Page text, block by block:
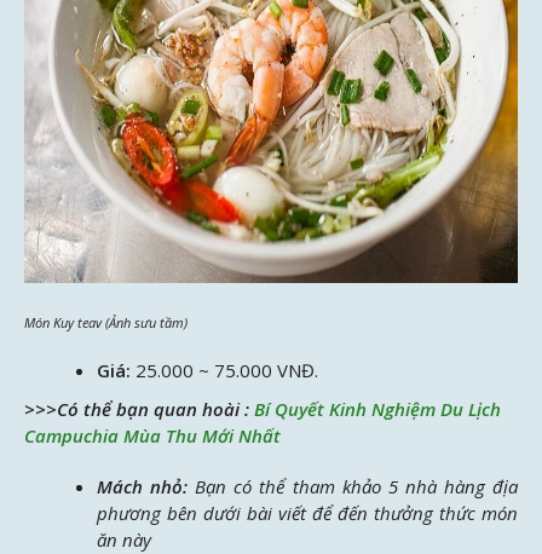
Món Kuy teav (Ảnh sưu tầm)
Giá: 25.000 ~ 75.000 VNĐ.
>>>Có thể bạn quan hoài : Bí Quyết Kinh Nghiệm Du Lịch
Campuchia Mùa Thu Mới Nhất
Mách nhỏ: Bạn có thể tham khảo 5 nhà hàng địa
phương bên dưới bài viết để đến thưởng thức món
ăn này